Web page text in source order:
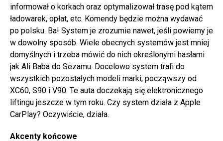
informował o korkach oraz optymalizował trasę pod kątem
ładowarek, opłat, etc. Komendy będzie można wydawać
po polsku. Ba! System je zrozumie nawet, jeśli powiemy je
w dowolny sposób. Wiele obecnych systemów jest mniej
domyślnych i trzeba mówić do nich określonymi hasłami
jak Ali Baba do Sezamu. Docelowo system trafi do
wszystkich pozostałych modeli marki, począwszy od
XC60, S90 i V90. Te auta doczekają się elektronicznego
liftingu jeszcze w tym roku. Czy system działa z Apple
CarPlay? Oczywiście, działa.
Akcenty końcowe